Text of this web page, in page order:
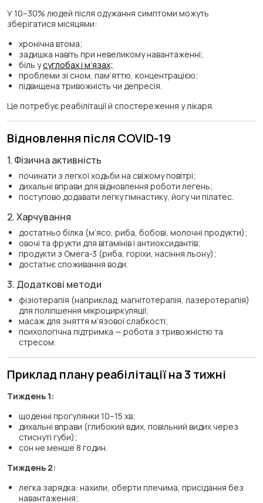
У 10–30% людей після одужання симптоми можуть
зберігатися місяцями:
хронічна втома;
задишка навіть при невеликому навантаженні;
біль усуглобах і м’язах;
проблеми зі сном, пам’яттю, концентрацією;
підвищена тривожність чи депресія.
Це потребує реабілітації й спостереження у лікаря.
Відновлення після COVID-19
1. Фізична активність
починати з легкої ходьби на свіжому повітрі;
дихальні вправи для відновлення роботи легень;
поступово додавати легку гімнастику, йогу чи пілатес.
2. Харчування
достатньо білка (м’ясо, риба, бобові, молочні продукти);
овочі та фрукти для вітамінів і антиоксидантів;
продукти з Омега-3 (риба, горіхи, насіння льону);
достатнє споживання води.
3. Додаткові методи
фізіотерапія (наприклад, магнітотерапія, лазеротерапія)
для поліпшення мікроциркуляції;
масаж для зняття м’язової слабкості;
психологічна підтримка — робота з тривожністю та
стресом.
Приклад плану реабілітації на 3 тижні
Тиждень 1:
щоденні прогулянки 10–15 хв;
дихальні вправи (глибокий вдих, повільний видих через
стиснуті губи);
сон не менше 8 годин.
Тиждень 2:
легка зарядка: нахили, оберти плечима, присідання без
навантаження;